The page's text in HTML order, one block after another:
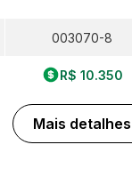
003070-8
R$ 10.350
Mais detalhes